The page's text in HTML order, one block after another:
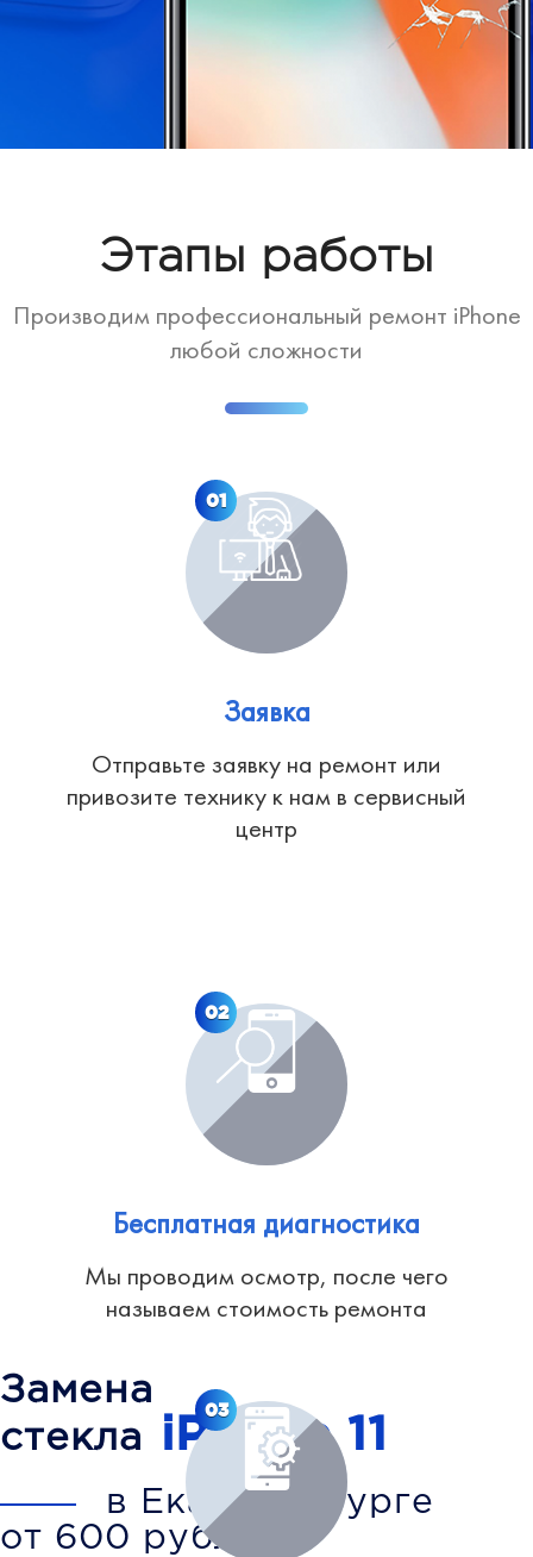
Замена
стекла
iPhone 11
в Екатеринбурге
от 600 рублей
Этапы работы
Производим профессиональный ремонт iPhone
любой сложности
01
Заявка
Отправьте заявку на ремонт или
привозите технику к нам в сервисный
центр
02
Бесплатная диагностика
Мы проводим осмотр, после чего
называем стоимость ремонта
03